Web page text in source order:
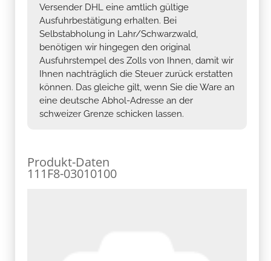
Versender DHL eine amtlich gültige
Ausfuhrbestätigung erhalten. Bei
Selbstabholung in Lahr/Schwarzwald,
benötigen wir hingegen den original
Ausfuhrstempel des Zolls von Ihnen, damit wir
Ihnen nachträglich die Steuer zurück erstatten
können. Das gleiche gilt, wenn Sie die Ware an
eine deutsche Abhol-Adresse an der
schweizer Grenze schicken lassen.
Produkt-Daten
111F8-03010100